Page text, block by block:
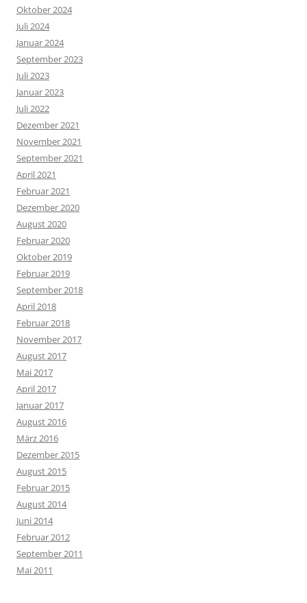
Oktober 2024
Juli 2024
Januar 2024
September 2023
Juli 2023
Januar 2023
Juli 2022
Dezember 2021
November 2021
September 2021
April 2021
Februar 2021
Dezember 2020
August 2020
Februar 2020
Oktober 2019
Februar 2019
September 2018
April 2018
Februar 2018
November 2017
August 2017
Mai 2017
April 2017
Januar 2017
August 2016
März 2016
Dezember 2015
August 2015
Februar 2015
August 2014
Juni 2014
Februar 2012
September 2011
Mai 2011